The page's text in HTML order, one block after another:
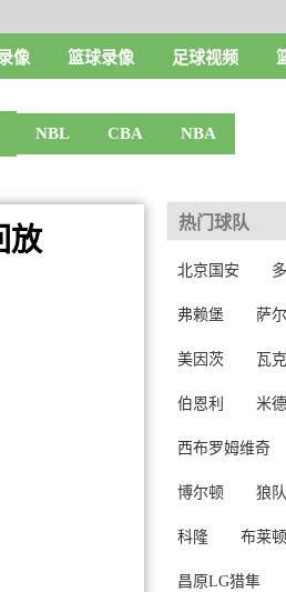
像 篮球录像 足球视频
NBL CBA NBA
放
热门球队
北京国安
弗赖堡 萨
美因茨 瓦
伯恩利 米
西布罗姆维奇
博尔顿 狼队
科隆 布莱顿
昌原LG猎隼